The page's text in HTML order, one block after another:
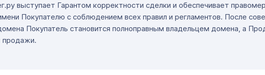
выступает Гарантом корректности сделки и обеспечивает
Покупателю с соблюдением всех правил и регламентов. После
Покупатель становится полноправным владельцем домена, а
продажи.